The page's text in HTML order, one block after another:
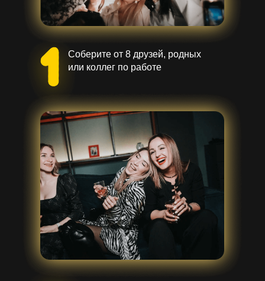
Соберите от 8 друзей, родных
или коллег по работе